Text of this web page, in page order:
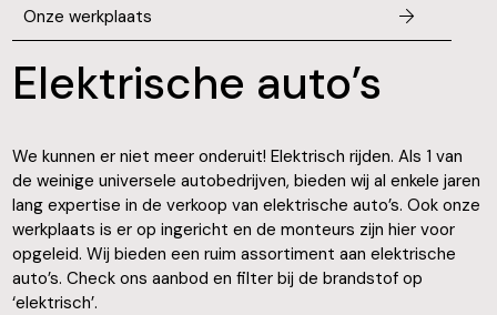
Onze werkplaats
Elektrische auto’s
We kunnen er niet meer onderuit! Elektrisch rijden. Als 1 van
de weinige universele autobedrijven, bieden wij al enkele jaren
lang expertise in de verkoop van elektrische auto’s. Ook onze
werkplaats is er op ingericht en de monteurs zijn hier voor
opgeleid. Wij bieden een ruim assortiment aan elektrische
auto’s. Check ons aanbod en filter bij de brandstof op
‘elektrisch’.